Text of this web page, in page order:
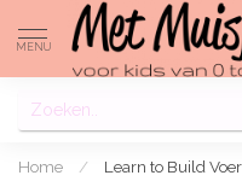
MENU
Home / Learn to Build